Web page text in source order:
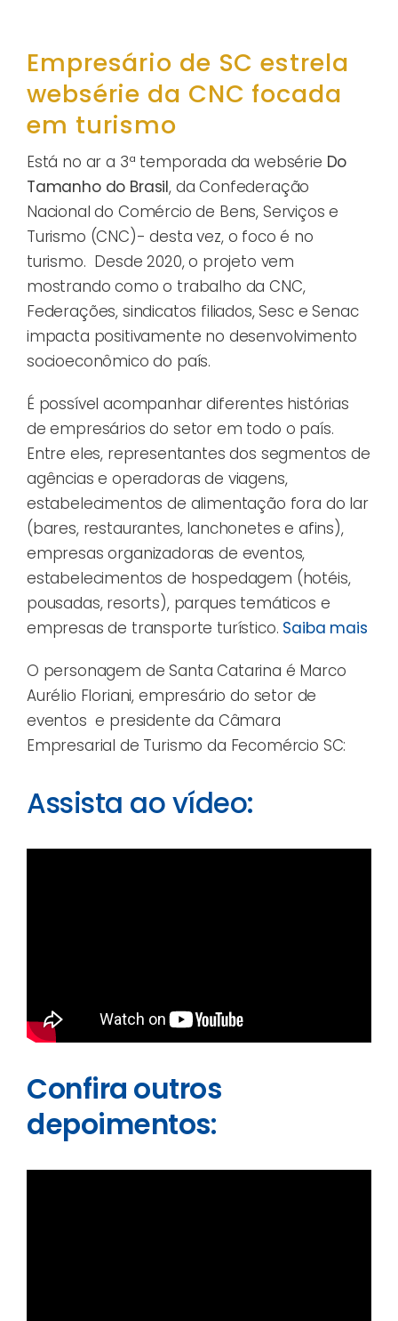
Empresário de SC estrela
websérie da CNC focada
em turismo
Está no ar a 3ª temporada da websérie Do
Tamanho do Brasil, da Confederação
Nacional do Comércio de Bens, Serviços e
Turismo (CNC)- desta vez, o foco é no
turismo. Desde 2020, o projeto vem
mostrando como o trabalho da CNC,
Federações, sindicatos filiados, Sesc e Senac
impacta positivamente no desenvolvimento
socioeconômico do país.
É possível acompanhar diferentes histórias
de empresários do setor em todo o país.
Entre eles, representantes dos segmentos de
agências e operadoras de viagens,
estabelecimentos de alimentação fora do lar
(bares, restaurantes, lanchonetes e afins),
empresas organizadoras de eventos,
estabelecimentos de hospedagem (hotéis,
pousadas, resorts), parques temáticos e
empresas de transporte turístico. Saiba mais
O personagem de Santa Catarina é Marco
Aurélio Floriani, empresário do setor de
eventos e presidente da Câmara
Empresarial de Turismo da Fecomércio SC:
Assista ao vídeo:
Confira outros
depoimentos: